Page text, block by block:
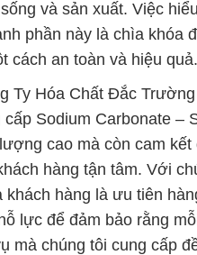
và sản xuất. Việc
phần này là chìa khóa
cách an toàn và hiệu quả.
Ty Hóa Chất Đắc
cấp Sodium Carbonate –
cao mà còn cam kết
hàng tận tâm. Với
khách hàng là ưu tiên
lực để đảm bảo rằng
mà chúng tôi cung cấp